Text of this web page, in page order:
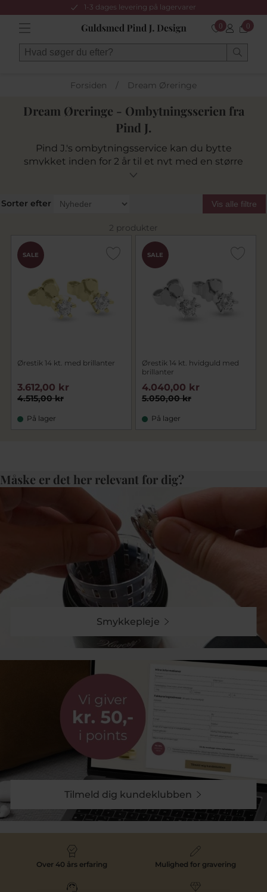
1-3 dages levering på lagervarer
0 0
Forsiden / Dream Øreringe
Dream Øreringe - Ombytningsserien fra
Pind J.
Pind J.'s ombytningsservice kan du bytte
smykket inden for 2 år til et nyt med en større
brillant og kun betale differencen mellem det
Ørestikkere udført i bedste kvalitet i 14 kt. og 14
kt. hvidguld på eget værsted, fattet med
brillanter i rigtig god kvalitet, wesselton/vs.
Sorter efter Vis alle filtre
2 produkter
SALE
Ørestik 14 kt. med brillanter
4.515,00 kr
3.612,00 kr
På lager
SALE
Ørestik 14 kt. hvidguld med
brillanter
5.050,00 kr
4.040,00 kr
På lager
Måske er det her relevant for dig?
Smykkepleje
Tilmeld dig kundeklubben
Over 40 års erfaring Mulighed for gravering